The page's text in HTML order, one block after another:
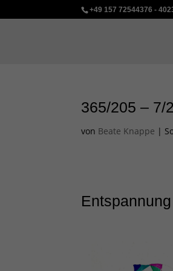
+49 157 72544376 -
365/205 – 7/
von Beate Knappe |